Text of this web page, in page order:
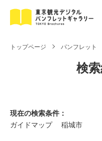
トップページ パンフレット
検
現在の検索条件：
ガイドマップ 稲城市